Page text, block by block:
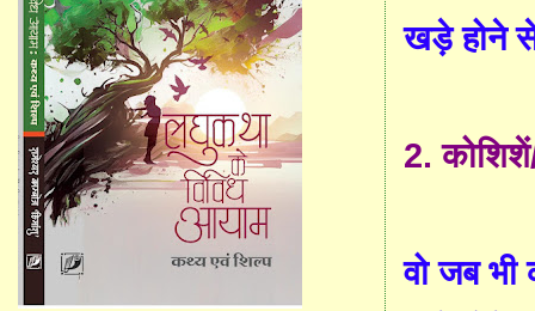
खड़े होने
2.कोशिशें
वो जब भी